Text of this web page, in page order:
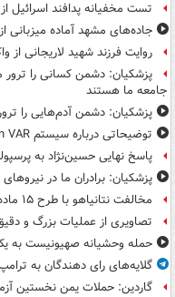
تست مخفیانه پدافند اسرائیل
جاده‌های مشهد آماده میزبانی
روایت فرزند شهید لاریجانی
پزشکیان: دشمن کسانی را
جامعه ما هستند
پزشکیان: دشمن آدم‌هایی را
توضیحاتی درباره سیستم Van VAR در فوتبال ایران
پاسخ نهایی حسین‌نژاد به
پزشکیان: برادران ما در
مخالفت نتانیاهو با طرح ۱۵ ماده ای غزه و تکرار لفاظی علیه ایران
تصاویری از عملیات بزرگ و
حمله وحشیانه صهیونیست به
گلایه‌های رای دهندگان به
گاردین: حملات یمن نخستین